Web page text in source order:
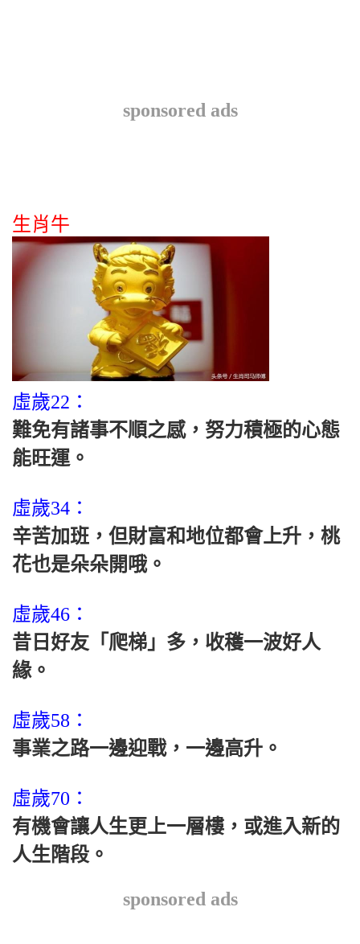
sponsored ads
生肖牛
虛歲22：
難免有諸事不順之感，努力積極的心態
能旺運。
虛歲34：
辛苦加班，但財富和地位都會上升，桃
花也是朵朵開哦。
虛歲46：
昔日好友「爬梯」多，收穫一波好人
緣。
虛歲58：
事業之路一邊迎戰，一邊高升。
虛歲70：
有機會讓人生更上一層樓，或進入新的
人生階段。
sponsored ads